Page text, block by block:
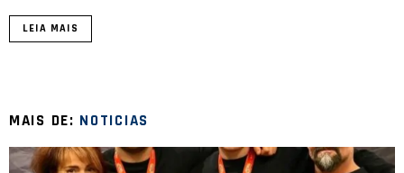
LEIA MAIS
MAIS DE: NOTICIAS